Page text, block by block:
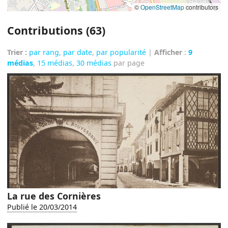
©OpenStreetMapcontributors
Contributions (63)
Trier : par rang, par date, par popularité |Afficher :9
médias, 15 médias,30 médias par page
La rue des Cornières
Publié le 20/03/2014